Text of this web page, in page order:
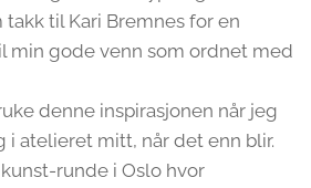
takk til Kari Bremnes for en
min gode venn som ordnet med
denne inspirasjonen når jeg
i atelieret mitt, når det enn blir.
runde i Oslo hvor